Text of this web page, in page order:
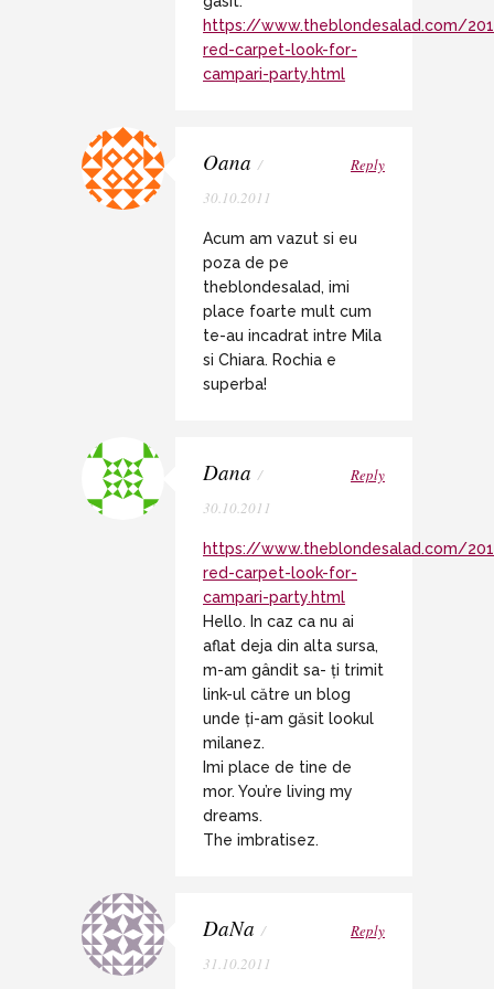
https://www.theblondesalad.com/
red-carpet-look-for-
campari-party.html
Oana /
30.10.2011
Reply
Acum am vazut si eu
poza de pe
theblondesalad, imi
place foarte mult cum
te-au incadrat intre Mila
si Chiara. Rochia e
superba!
Dana /
30.10.2011
Reply
https://www.theblondesalad.com/
red-carpet-look-for-
campari-party.html
Hello. In caz ca nu ai
aflat deja din alta sursa,
m-am gândit sa- ți trimit
link-ul către un blog
unde ți-am găsit lookul
milanez.
Imi place de tine de
mor. You’re living my
dreams.
The imbratisez.
DaNa /
31.10.2011
Reply